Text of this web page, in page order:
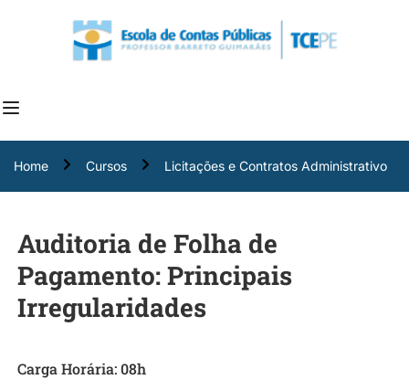
Home Cursos Licitações e Contratos Administrativo
Auditoria de Folha de
Pagamento: Principais
Irregularidades
Carga Horária: 08h